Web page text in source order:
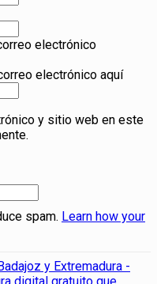
electrónico
electrónico aquí
y sitio web en este
spam. Learn how your